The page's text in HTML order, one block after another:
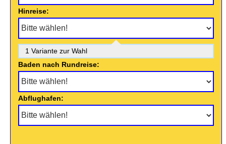
Hinreise:
1 Variante zur Wahl
Baden nach Rundreise:
Abflughafen: